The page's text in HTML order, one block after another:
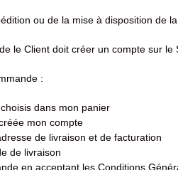
ou de la mise à disposition de
le Client doit créer un compte sur
:
dans mon panier
mon compte
de livraison et de facturation
de livraison
en acceptant les Conditions